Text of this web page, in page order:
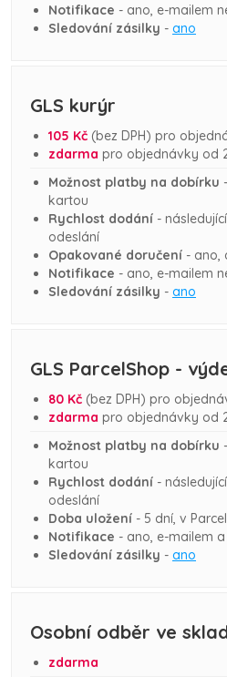
Notifikace - ano, e-mailem
Sledování zásilky - ano
GLS kurýr
105 Kč (bez DPH) pro
zdarma pro objednávky od
Možnost platby na dobírku
kartou
Rychlost dodání -
odeslání
Opakované doručení - ano,
Notifikace - ano, e-mailem
Sledování zásilky - ano
GLS ParcelShop -
80 Kč (bez DPH) pro
zdarma pro objednávky od
Možnost platby na dobírku
kartou
Rychlost dodání -
odeslání
Doba uložení - 5 dní, v
Notifikace - ano, e-mailem a
Sledování zásilky - ano
Osobní odběr ve
zdarma